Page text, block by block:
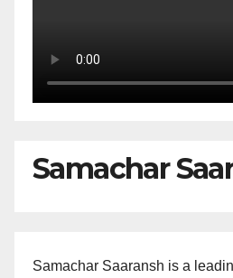
Samachar
Samachar Saaransh is a